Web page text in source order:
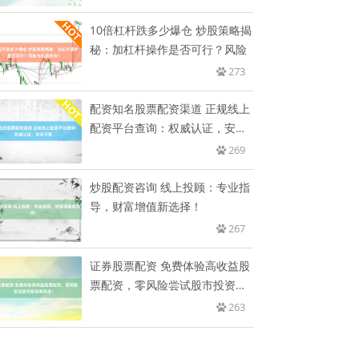
10倍杠杆跌多少爆仓 炒股策略揭
秘：加杠杆操作是否可行？风险
273
配资知名股票配资渠道 正规线上
配资平台查询：权威认证，安全
269
炒股配资咨询 线上投顾：专业指
导，财富增值新选择！
267
证券股票配资 免费体验高收益股
票配资，零风险尝试股市投资新
263